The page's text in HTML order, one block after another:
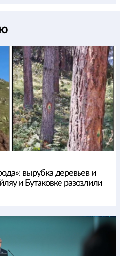
вырубка деревьев и
и Бутаковке разозлили